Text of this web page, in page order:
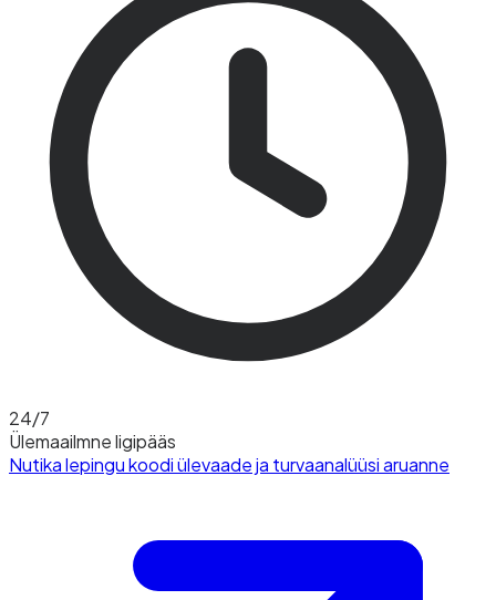
24/7
Ülemaailmne ligipääs
Nutika lepingu koodi ülevaade ja turvaanalüüsi aruanne